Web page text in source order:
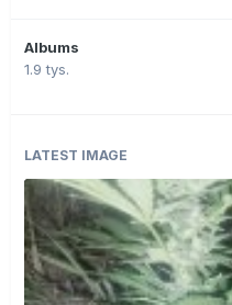
Albums
1.9 tys.
LATEST IMAGE